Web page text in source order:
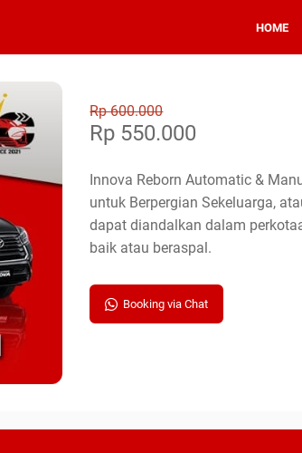
HOME
Rp 600.000
Rp 550.000
Innova Reborn Automatic &
untuk Berpergian Sekeluarga,
dapat diandalkan dalam
baik atau beraspal.
Booking via Chat